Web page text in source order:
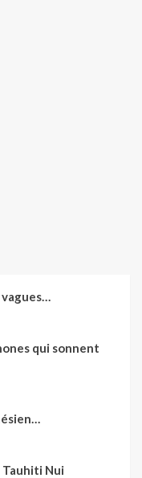
vagues…
qui sonnent
Tauhiti Nui